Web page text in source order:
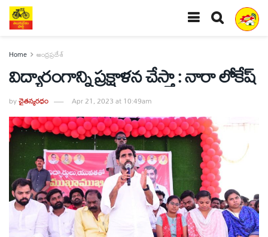
Home ఆంధ్రప్రదేశ్
విద్యారంగాన్ని ప్రక్షాళన చేస్తా : నారా లోకేష్
byచైతన్యరధం Apr 21, 2023 at 10:49am